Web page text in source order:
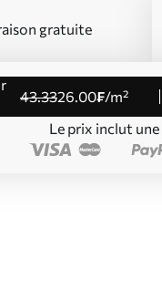
gratuite
43.3326.00₣/m²
Le prix inclut une